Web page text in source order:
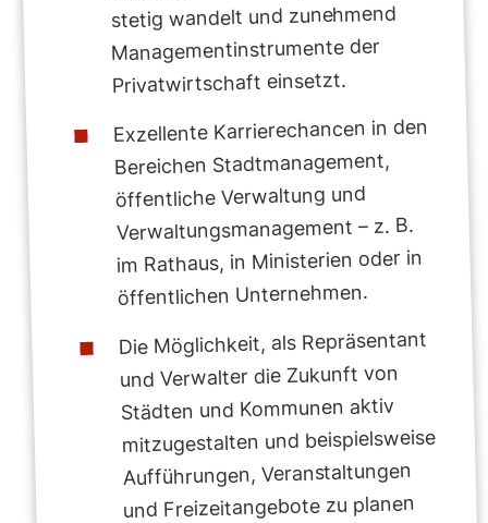
stetig wandelt und zunehmend
Managementinstrumente der
Privatwirtschaft einsetzt.
Exzellente Karrierechancen in den
Bereichen Stadtmanagement,
öffentliche Verwaltung und
Verwaltungsmanagement – z. B.
im Rathaus, in Ministerien oder in
öffentlichen Unternehmen.
Die Möglichkeit, als Repräsentant
und Verwalter die Zukunft von
Städten und Kommunen aktiv
mitzugestalten und beispielsweise
Aufführungen, Veranstaltungen
und Freizeitangebote zu planen